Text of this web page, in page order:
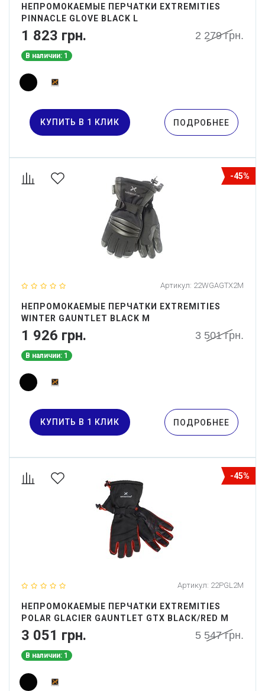
НЕПРОМОКАЕМЫЕ ПЕРЧАТКИ EXTREMITIES
PINNACLE GLOVE BLACK L
1 823 грн. 2 279 грн.
В наличии: 1
КУПИТЬ В 1 КЛИК ПОДРОБНЕЕ
-45%
Артикул: 22WGAGTX2M
НЕПРОМОКАЕМЫЕ ПЕРЧАТКИ EXTREMITIES
WINTER GAUNTLET BLACK M
1 926 грн. 3 501 грн.
В наличии: 1
КУПИТЬ В 1 КЛИК ПОДРОБНЕЕ
-45%
Артикул: 22PGL2M
НЕПРОМОКАЕМЫЕ ПЕРЧАТКИ EXTREMITIES
POLAR GLACIER GAUNTLET GTX BLACK/RED M
3 051 грн. 5 547 грн.
В наличии: 1